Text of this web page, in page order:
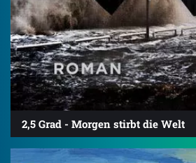
2,5 Grad - Morgen stirbt die Welt